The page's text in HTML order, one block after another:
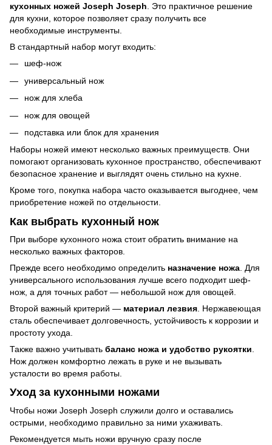
кухонных ножей Joseph Joseph. Это практичное решение
для кухни, которое позволяет сразу получить все
необходимые инструменты.
В стандартный набор могут входить:
шеф-нож
универсальный нож
нож для хлеба
нож для овощей
подставка или блок для хранения
Наборы ножей имеют несколько важных преимуществ. Они
помогают организовать кухонное пространство, обеспечивают
безопасное хранение и выглядят очень стильно на кухне.
Кроме того, покупка набора часто оказывается выгоднее, чем
приобретение ножей по отдельности.
Как выбрать кухонный нож
При выборе кухонного ножа стоит обратить внимание на
несколько важных факторов.
Прежде всего необходимо определить назначение ножа . Для
универсального использования лучше всего подходит шеф-
нож, а для точных работ — небольшой нож для овощей.
Второй важный критерий — материал лезвия . Нержавеющая
сталь обеспечивает долговечность, устойчивость к коррозии и
простоту ухода.
Также важно учитывать баланс ножа и удобство рукоятки
Нож должен комфортно лежать в руке и не вызывать
усталости во время работы.
Уход за кухонными ножами
Чтобы ножи Joseph Joseph служили долго и оставались
острыми, необходимо правильно за ними ухаживать.
Рекомендуется мыть ножи вручную сразу после